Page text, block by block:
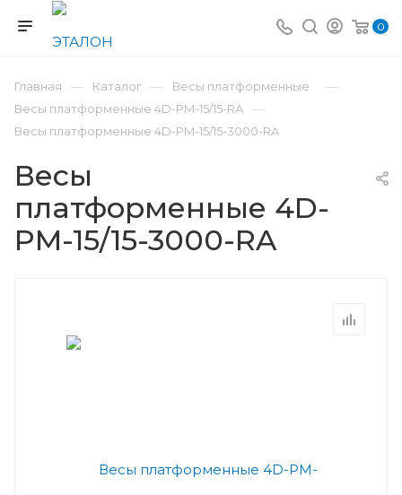
0
Главная — Каталог — Весы платформенные —
Весы платформенные 4D-PM-15/15-RA —
Весы платформенные 4D-PM-15/15-3000-RA
Весы
платформенные 4D-
PM-15/15-3000-RA